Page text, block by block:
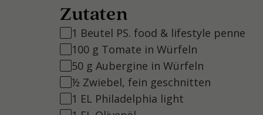
Zutaten
1 Beutel PS. food & lifestyle penne
100 g Tomate in Würfeln
50 g Aubergine in Würfeln
½ Zwiebel, fein geschnitten
1 EL Philadelphia light